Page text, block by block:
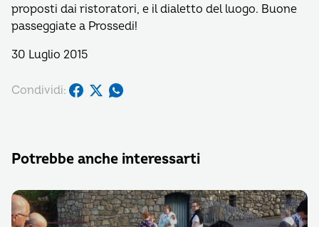
proposti dai ristoratori, e il dialetto del luogo. Buone
passeggiate a Prossedi!
30 Luglio 2015
Condividi:
Potrebbe anche interessarti